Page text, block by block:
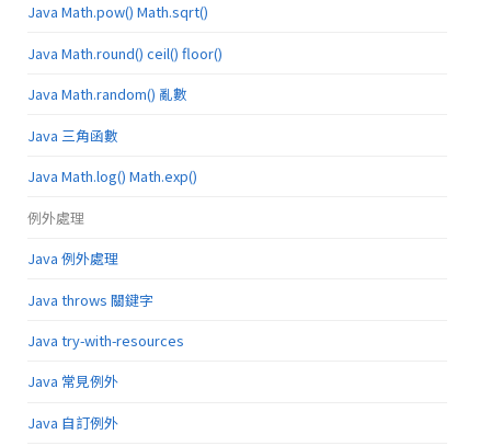
Java Math.pow() Math.sqrt()
Java Math.round() ceil() floor()
Java Math.random() 亂數
Java 三角函數
Java Math.log() Math.exp()
例外處理
Java 例外處理
Java throws 關鍵字
Java try-with-resources
Java 常見例外
Java 自訂例外